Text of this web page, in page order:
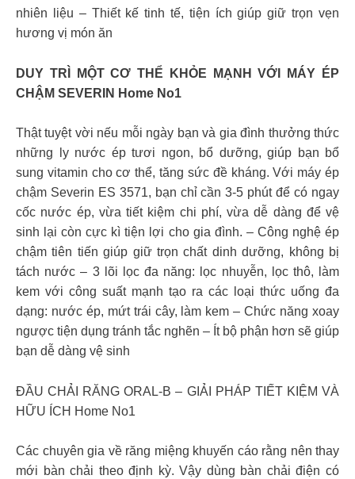
nhiên liệu – Thiết kế tinh tế, tiện ích giúp giữ trọn vẹn
hương vị món ăn
DUY TRÌ MỘT CƠ THỂ KHỎE MẠNH VỚI MÁY ÉP
CHẬM SEVERIN Home No1
Thật tuyệt vời nếu mỗi ngày bạn và gia đình thưởng thức
những ly nước ép tươi ngon, bổ dưỡng, giúp bạn bổ
sung vitamin cho cơ thể, tăng sức đề kháng. Với máy ép
chậm Severin ES 3571, bạn chỉ cần 3-5 phút để có ngay
cốc nước ép, vừa tiết kiệm chi phí, vừa dễ dàng để vệ
sinh lại còn cực kì tiện lợi cho gia đình. – Công nghệ ép
chậm tiên tiến giúp giữ trọn chất dinh dưỡng, không bị
tách nước – 3 lõi lọc đa năng: lọc nhuyễn, lọc thô, làm
kem với công suất mạnh tạo ra các loại thức uống đa
dạng: nước ép, mứt trái cây, làm kem – Chức năng xoay
ngược tiện dụng tránh tắc nghẽn – Ít bộ phận hơn sẽ giúp
bạn dễ dàng vệ sinh
ĐẦU CHẢI RĂNG ORAL-B – GIẢI PHÁP TIẾT KIỆM VÀ
HỮU ÍCH Home No1
Các chuyên gia về răng miệng khuyến cáo rằng nên thay
mới bàn chải theo định kỳ. Vậy dùng bàn chải điện có